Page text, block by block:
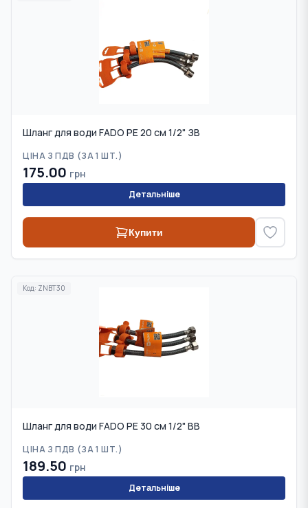
Шланг для води FADO PE 20 см 1/2" ЗВ
ЦІНА З ПДВ (ЗА 1 ШТ.)
175.00 грн
Детальніше
Купити
Код: ZNBT30
Шланг для води FADO PE 30 см 1/2" ВВ
ЦІНА З ПДВ (ЗА 1 ШТ.)
189.50 грн
Детальніше